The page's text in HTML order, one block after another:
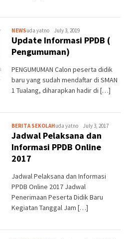
NEWSuda yatno July 3, 2019
Update Informasi PPDB (
Pengumuman)
PENGUMUMAN Calon peserta didik
baru yang sudah mendaftar di SMAN
1 Tualang, diharapkan hadir di […]
BERITA SEKOLAHuda yatno July 3, 2017
Jadwal Pelaksana dan
Informasi PPDB Online
2017
Jadwal Pelaksana dan Informasi
PPDB Online 2017 Jadwal
Penerimaan Peserta Didik Baru
Kegiatan Tanggal Jam […]